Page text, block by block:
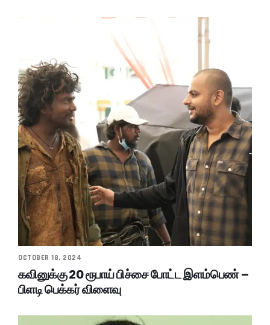
OCTOBER 18, 2024
கவினுக்கு 20 ரூபாய் பிச்சை போட்ட இளம்பெண் –
பிளடி பெக்கர் விளைவு